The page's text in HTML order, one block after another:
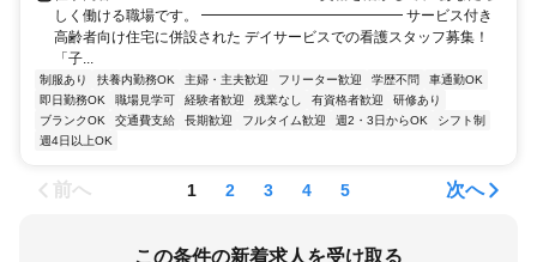
しく働ける職場です。 ━━━━━━━━━━━━━━ サービス付き
高齢者向け住宅に併設された デイサービスでの看護スタッフ募集！
「子...
制服あり 扶養内勤務OK 主婦・主夫歓迎 フリーター歓迎 学歴不問
車通勤OK
即日勤務OK
職場見学可 経験者歓迎 残業なし 有資格者歓迎
研修あり
ブランクOK
交通費支給 長期歓迎 フルタイム歓迎 週2・3日からOK
シフト制
週4日以上OK
前へ 1 2 3 4 5 次へ
この条件の新着求人を受け取る